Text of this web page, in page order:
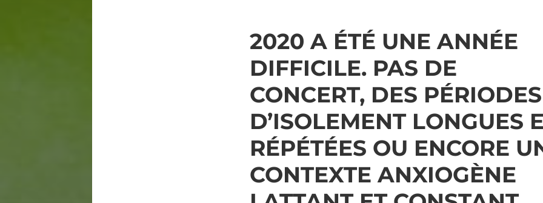
2020 A ÉTÉ UNE ANNÉE
DIFFICILE. PAS DE
CONCERT, DES PÉRIODES
D’ISOLEMENT LONGUES
RÉPÉTÉES OU ENCORE
CONTEXTE ANXIOGÈNE